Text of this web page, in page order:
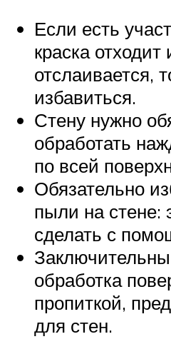
Если есть
краска отходит
отслаивается,
избавиться.
Стену нужно
обработать
по всей
Обязательно
пыли на стене:
сделать с
обработка
пропиткой,
для стен.